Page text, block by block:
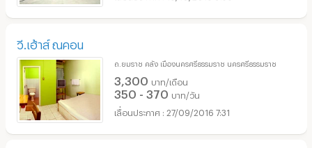
วี.เฮ้าส์ ณคอน
ถ.ยมราช คลัง เมืองนครศรีธรรมราช นครศรีธรรมราช
3,300 บาท/เดือน
350 - 370 บาท/วัน
27/09/2016 7:31